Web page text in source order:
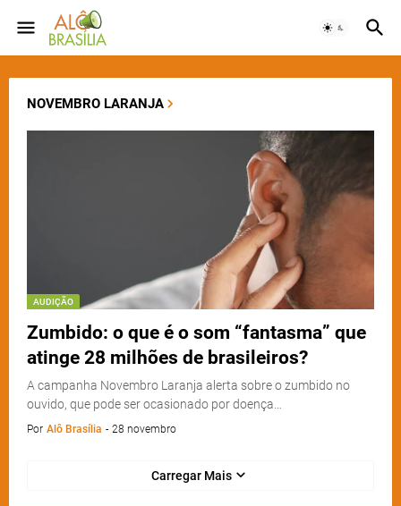
NOVEMBRO LARANJA
AUDIÇÃO
Zumbido: o que é o som “fantasma” que
atinge 28 milhões de brasileiros?
A campanha Novembro Laranja alerta sobre o zumbido no
ouvido, que pode ser ocasionado por doença…
Por Alô Brasília - 28 novembro
Carregar Mais